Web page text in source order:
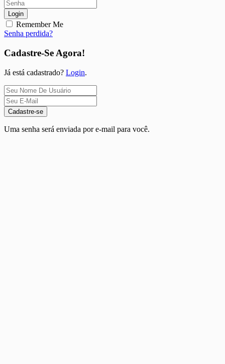
Login
Remember Me
Senha perdida?
Cadastre-Se Agora!
Já está cadastrado? Login.
Cadastre-se
Uma senha será enviada por e-mail para você.